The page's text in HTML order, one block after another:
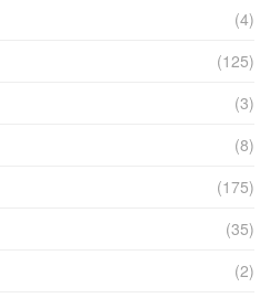
(4)
(125)
(3)
(8)
(175)
(35)
(2)